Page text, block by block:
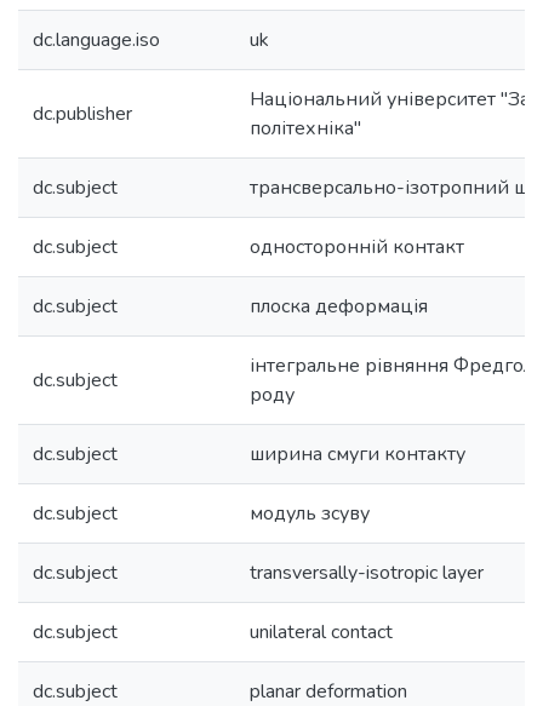
dc.language.iso uk
dc.publisher
Національний університет
політехніка"
dc.subject трансверсально-ізотропний
dc.subject односторонній контакт
dc.subject плоска деформація
dc.subject
інтегральне рівняння
роду
dc.subject ширина смуги контакту
dc.subject модуль зсуву
dc.subject transversally-isotropic layer
dc.subject unilateral contact
dc.subject planar deformation